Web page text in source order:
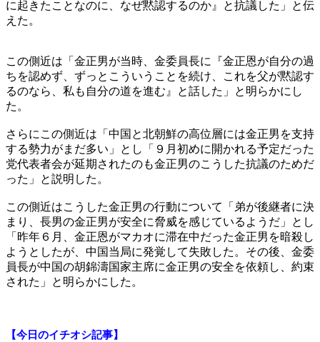
に起きたことなのに、なぜ黙認するのか』と抗議した」と伝
えた。
この側近は「金正男が当時、金委員長に『金正恩が自分の過
ちを認めず、ずっとこういうことを続け、これを父が黙認す
るのなら、私も自分の道を進む』と話した」と明らかにし
た。
さらにこの側近は「中国と北朝鮮の高位層には金正男を支持
する勢力がまだ多い」とし「９月初めに開かれる予定だった
党代表者会が延期されたのも金正男のこうした抗議のためだ
った」と説明した。
この側近はこうした金正男の行動について「弟が後継者に決
まり、長男の金正男が安全に脅威を感じているようだ」とし
「昨年６月、金正恩がマカオに滞在中だった金正男を暗殺し
ようとしたが、中国当局に発覚して失敗した。その後、金委
員長が中国の胡錦濤国家主席に金正男の安全を依頼し、約束
された」と明らかにした。
【今日のイチオシ記事】